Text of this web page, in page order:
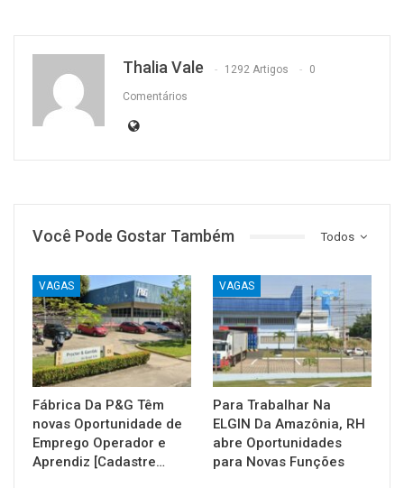
Thalia Vale 1292 Artigos 0
Comentários
Todos
Você Pode Gostar Também
VAGAS
Fábrica Da P&G Têm
novas Oportunidade de
Emprego Operador e
Aprendiz [Cadastre…
VAGAS
Para Trabalhar Na
ELGIN Da Amazônia, RH
abre Oportunidades
para Novas Funções